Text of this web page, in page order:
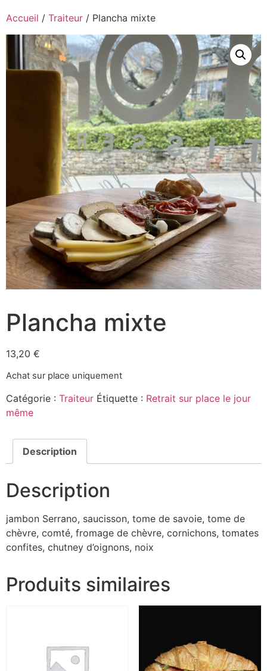
Accueil / Traiteur / Plancha mixte
Plancha mixte
13,20 €
Achat sur place uniquement
Catégorie : Traiteur Étiquette : Retrait sur place le jour
même
Description
Description
jambon Serrano, saucisson, tome de savoie, tome de
chèvre, comté, fromage de chèvre, cornichons, tomates
confites, chutney d’oignons, noix
Produits similaires